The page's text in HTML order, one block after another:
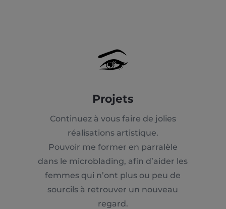
Projets
Continuez à vous faire de jolies
réalisations artistique.
Pouvoir me former en parralèle
dans le microblading, afin d’aider les
femmes qui n’ont plus ou peu de
sourcils à retrouver un nouveau
regard.